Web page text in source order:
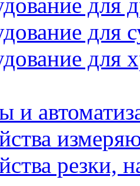
для
для
для
резки,